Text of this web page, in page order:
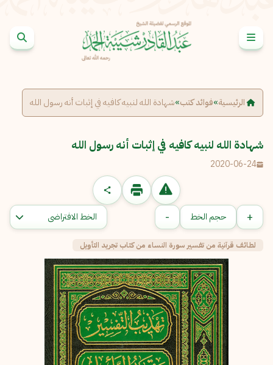
الرئيسية»فوائد كتب»شهادة الله لنبيه كافيه في إثبات أنه رسول الله
شهادة الله لنبيه كافيه في إثبات أنه رسول الله
2020-06-24
الاسم الكامل
البريد الإلكتروني*
إرسال إلغاء
+ حجم الخط -
لطائف قرآنية من تفسير سورة النساء من كتاب تجريد التأويل